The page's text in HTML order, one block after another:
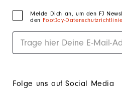
Melde Dich an, um den FJ
den FootJoy-
Folge uns auf Social Media